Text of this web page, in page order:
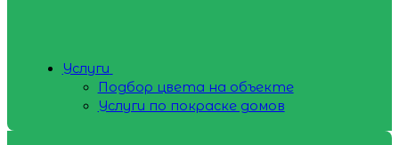
Услуги
Подбор цвета на объекте
Услуги по покраске домов